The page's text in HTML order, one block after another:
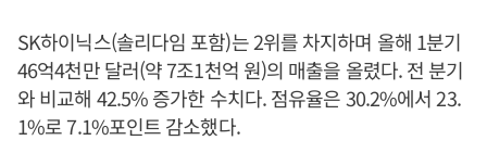
SK하이닉스(솔리다임 포함)는 2위를 차지하며 올해 1분기
46억4천만 달러(약 7조1천억 원)의 매출을 올렸다. 전 분기
와 비교해 42.5% 증가한 수치다. 점유율은 30.2%에서 23.
1%로 7.1%포인트 감소했다.